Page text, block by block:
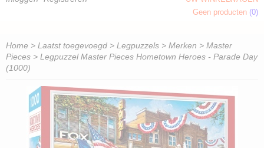
Geen producten (0)
Home > Laatst toegevoegd > Legpuzzels > Merken > Master
Pieces > Legpuzzel Master Pieces Hometown Heroes - Parade Day
(1000)